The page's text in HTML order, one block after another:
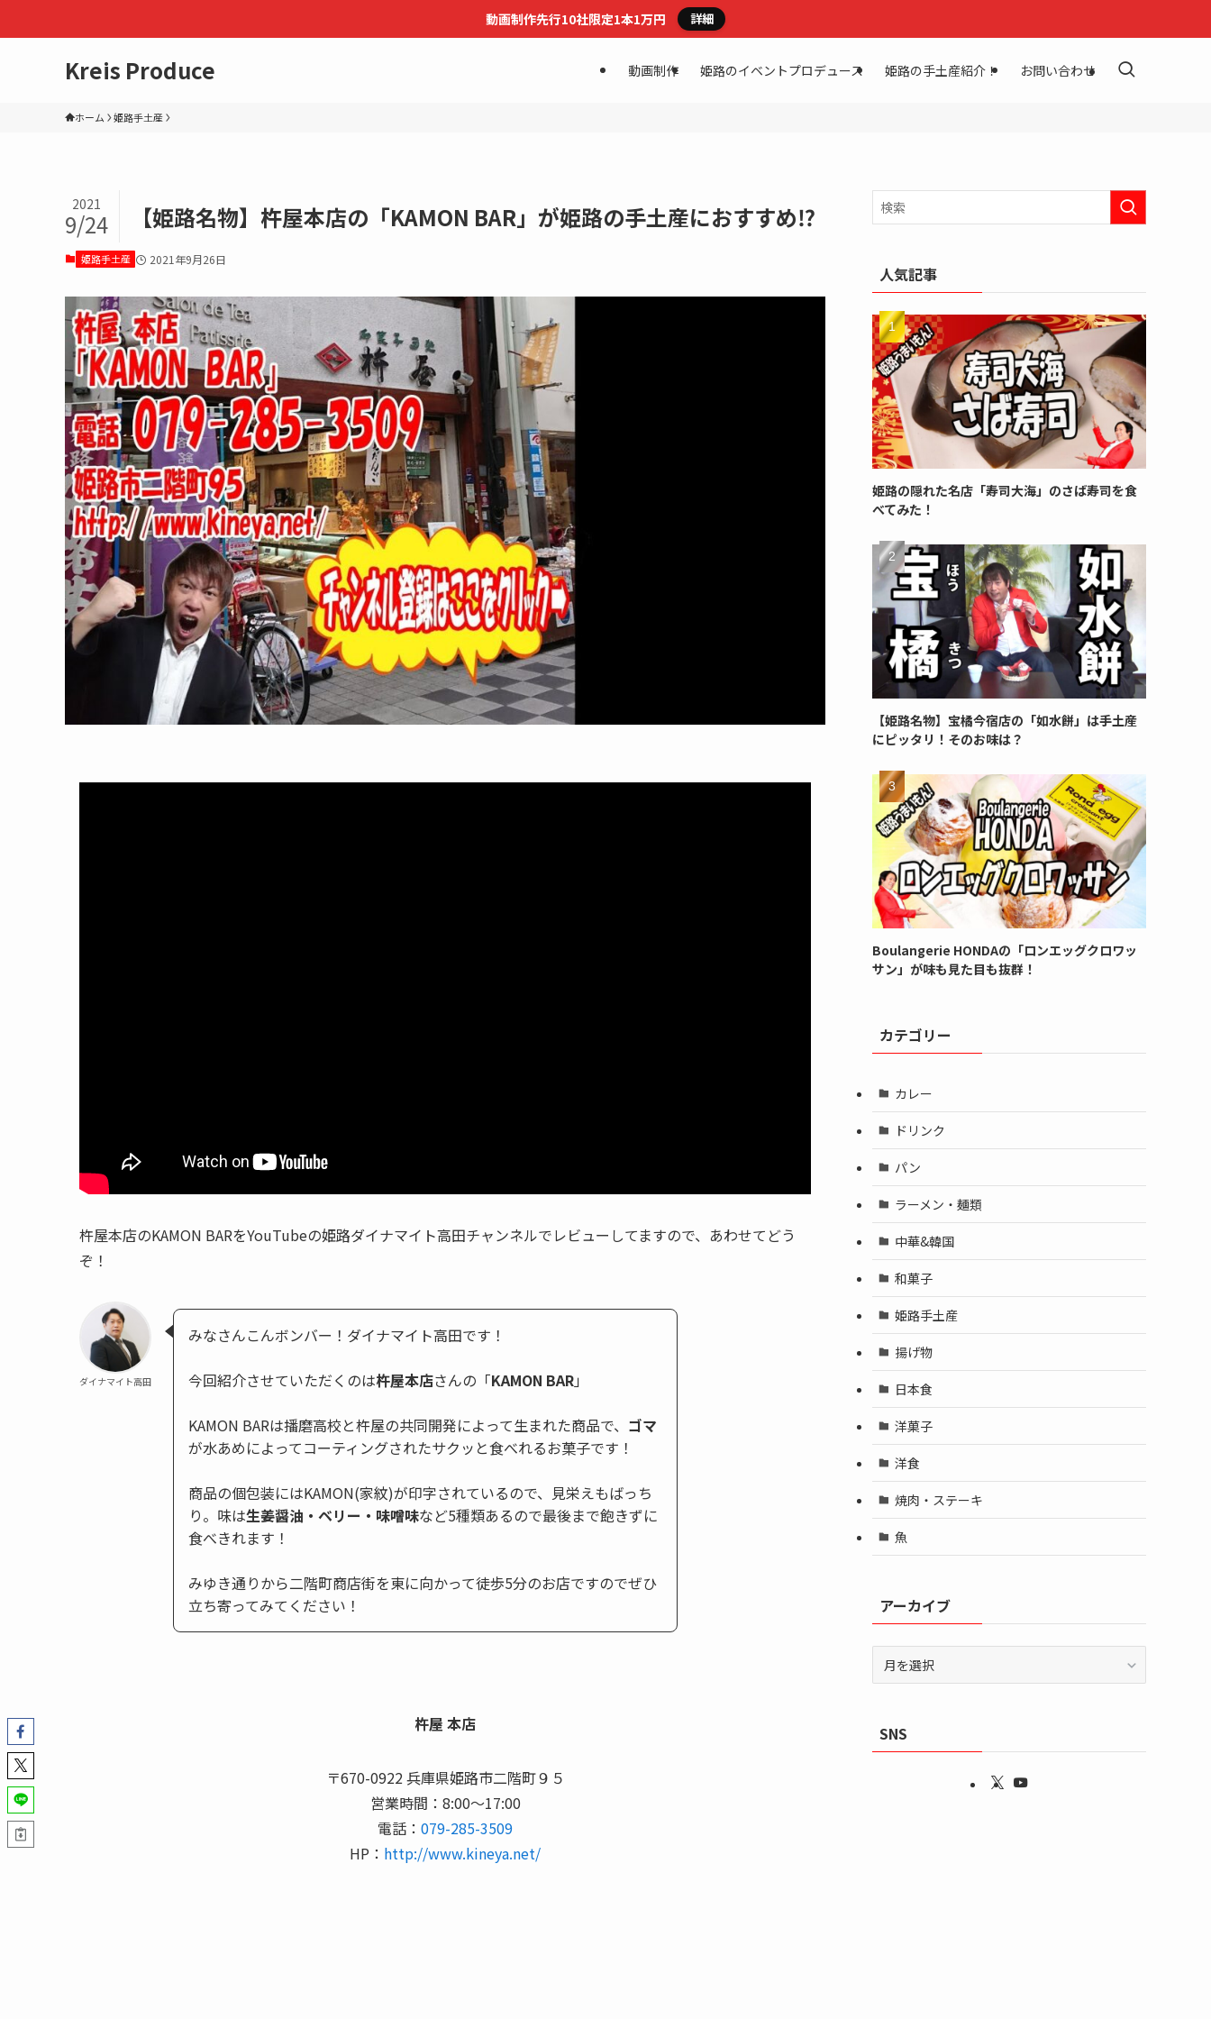
動画制作先行10社限定1本1万円 詳細
Kreis Produce 動画制作 姫路のイベントプロデュース 姫路の手土産紹介！ お問い合わせ
ホーム 姫路手土産
【姫路名物】杵屋本店の「KAMON BAR」が姫路の手土産におすすめ⁉
2021
9/24
姫路手土産 2021年9月26日
杵屋本店のKAMON BARをYouTubeの姫路ダイナマイト高田チャンネルでレビューしてますので、あわせてどう
ぞ！
ダイナマイト高田
みなさんこんボンバー！ダイナマイト高田です！
今回紹介させていただくのは杵屋本店さんの「KAMON BAR」
KAMON BARは播磨高校と杵屋の共同開発によって生まれた商品で、 ゴマ
が水あめによってコーティングされたサクッと食べれるお菓子です！
商品の個包装にはKAMON(家紋)が印字されているので、見栄えもばっち
り。味は生姜醤油・ベリー・味噌味など5種類あるので最後まで飽きずに
食べきれます！
みゆき通りから二階町商店街を東に向かって徒歩5分のお店ですのでぜひ
立ち寄ってみてください！
杵屋 本店
〒670-0922 兵庫県姫路市二階町９５
営業時間：8:00～17:00
電話： 079-285-3509
HP： http://www.kineya.net/
人気記事
姫路の隠れた名店「寿司大海」のさば寿司を食
べてみた！
【姫路名物】宝橘今宿店の「如水餅」は手土産
にピッタリ！そのお味は？
Boulangerie HONDAの「ロンエッグクロワッ
サン」が味も見た目も抜群！
カテゴリー
カレー
ドリンク
パン
ラーメン・麺類
中華&韓国
和菓子
姫路手土産
揚げ物
日本食
洋菓子
洋食
焼肉・ステーキ
魚
アーカイブ
ブ
SNS